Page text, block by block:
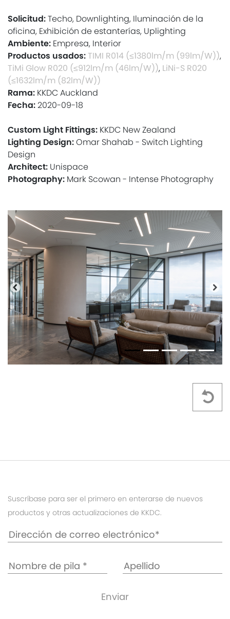
Solicitud:Techo, Downlighting, Iluminación de la
oficina, Exhibición de estanterías, Uplighting
Ambiente: Empresa, Interior
Productos usados:TIMI R014 (≤1380lm/m (99lm/W)),
TiMi Glow R020 (≤912lm/m (46lm/W)), LiNi-S R020
(≤1632lm/m (82lm/W))
Rama: KKDC Auckland
Fecha:2020-09-18
Custom Light Fittings: KKDC New Zealand
Lighting Design:Omar Shahab - Switch Lighting
Design
Architect: Unispace
Photography: Mark Scowan - Intense Photography
Anterior
Suscríbase para ser el primero en enterarse de nuevos
productos y otras actualizaciones de KKDC.